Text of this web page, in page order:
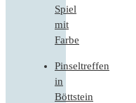
Spiel
mit
Farbe
Pinseltreffen
in
Böttstein